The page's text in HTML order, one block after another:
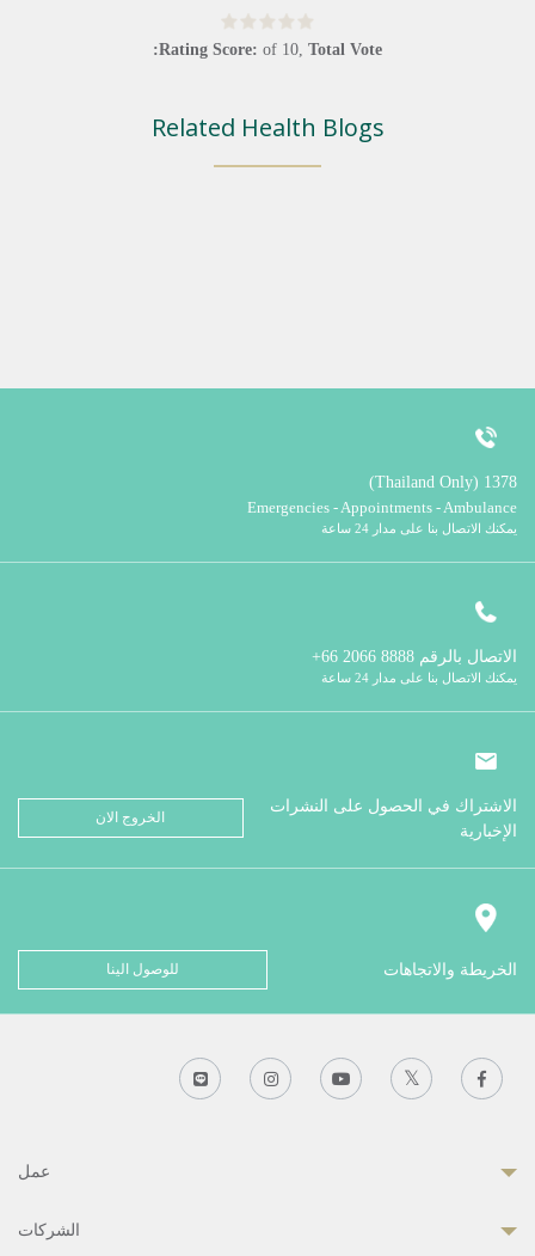
Rating Score: of 10, Total Vote:
Related Health Blogs
1378 (Thailand Only)
Emergencies - Appointments - Ambulance
يمكنك الاتصال بنا على مدار 24 ساعة
الاتصال بالرقم
يمكنك الاتصال بنا على مدار 24 ساعة
الاشتراك في الحصول على النشرات
الإخبارية
الخروج الان
الخريطة والاتجاهات للوصول الينا
عمل
الشركات